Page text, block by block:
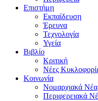
Επιστήμη
Εκπαίδευση
Έρευνα
Τεχνολογία
Υγεία
Βιβλίο
Κριτική
Νέες
Κοινωνία
Νομαρχιακά Νέα
Περιφερειακά